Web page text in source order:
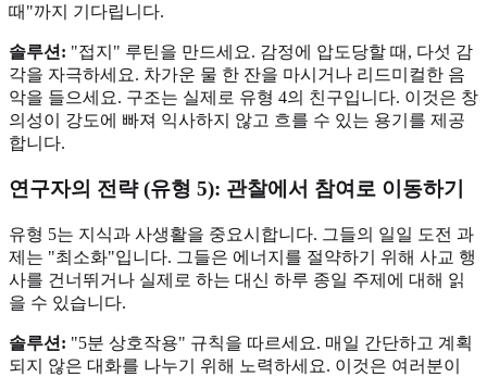
때"까지 기다립니다.
솔루션: "접지" 루틴을 만드세요. 감정에 압도당할 때, 다섯 감
각을 자극하세요. 차가운 물 한 잔을 마시거나 리드미컬한 음
악을 들으세요. 구조는 실제로 유형 4의 친구입니다. 이것은 창
의성이 강도에 빠져 익사하지 않고 흐를 수 있는 용기를 제공
합니다.
연구자의 전략 (유형 5): 관찰에서 참여로 이동하기
유형 5는 지식과 사생활을 중요시합니다. 그들의 일일 도전 과
제는 "최소화"입니다. 그들은 에너지를 절약하기 위해 사교 행
사를 건너뛰거나 실제로 하는 대신 하루 종일 주제에 대해 읽
을 수 있습니다.
솔루션: "5분 상호작용" 규칙을 따르세요. 매일 간단하고 계획
되지 않은 대화를 나누기 위해 노력하세요. 이것은 여러분이